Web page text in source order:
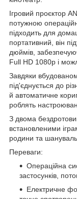
Ігровий проєктор
потужною
підходить для
портативний, він
дюймів,
Full HD 1080p і
Завдяки
під'єднується до
й автоматичне
роблять
З двома
встановленими
родини та
Переваги:
Операційна
застосунків,
Електричне